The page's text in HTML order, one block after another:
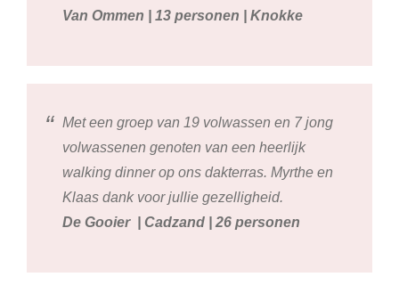
Van Ommen | 13 personen | Knokke
Met een groep van 19 volwassen en 7 jong
volwassenen genoten van een heerlijk
walking dinner op ons dakterras. Myrthe en
Klaas dank voor jullie gezelligheid.
De Gooier | Cadzand | 26 personen